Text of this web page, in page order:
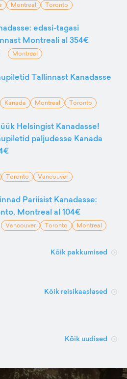
Montreal Toronto
edasi-tagasi
Montreali al 354€
Montreal
Tallinnast Kanadasse
Kanada Montreal Toronto
Helsingist Kanadasse!
paljudesse Kanada
Toronto Vancouver
Pariisist Kanadasse:
Montreal al 104€
Vancouver Toronto Montreal
Kõik pakkumised
Kõik reisikaaslased
Kõik uudised